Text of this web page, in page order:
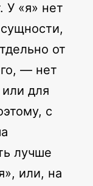
У «я» нет
от
— нет
для
с
лучше
или, на